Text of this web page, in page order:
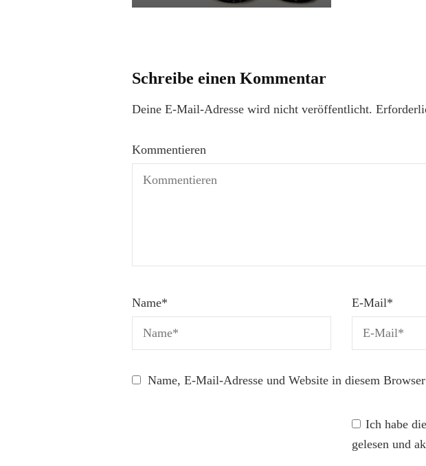
Schreibe einen Kommentar
Deine E-Mail-Adresse wird nicht veröffentlicht.
Kommentieren
Name* E-Mail*
Name, E-Mail-Adresse und Website in diesem
Ich habe die
gelesen und